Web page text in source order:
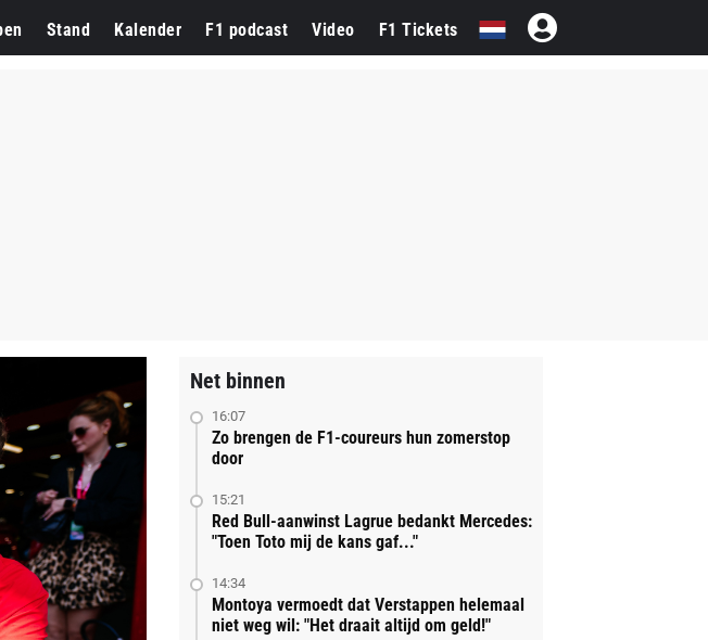
Stand Kalender F1 podcast Video F1 Tickets
Net binnen
16:07
Zo brengen de F1-coureurs hun zomerstop
door
15:21
Red Bull-aanwinst Lagrue bedankt Mercedes:
"Toen Toto mij de kans gaf..."
14:34
Montoya vermoedt dat Verstappen helemaal
niet weg wil: "Het draait altijd om geld!"